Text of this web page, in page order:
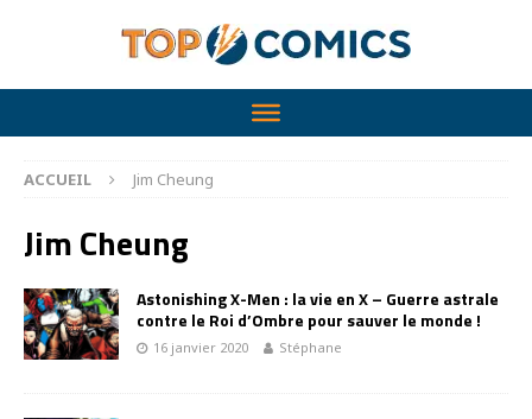
ACCUEIL Jim Cheung
Jim Cheung
Astonishing X-Men : la vie en X – Guerre astrale
contre le Roi d’Ombre pour sauver le monde !
16 janvier 2020 Stéphane